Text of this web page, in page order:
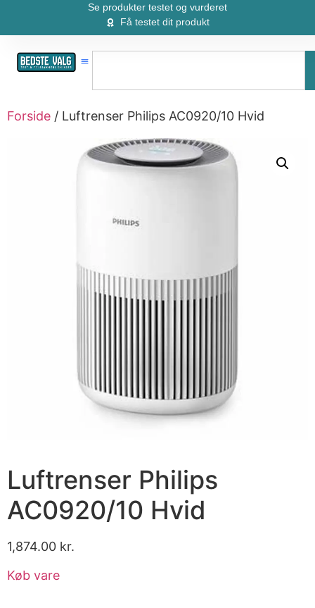
Se produkter testet og vurderet
Få testet dit produkt
Forside / Luftrenser Philips AC0920/10 Hvid
Luftrenser Philips
AC0920/10 Hvid
1,874.00 kr.
Køb vare